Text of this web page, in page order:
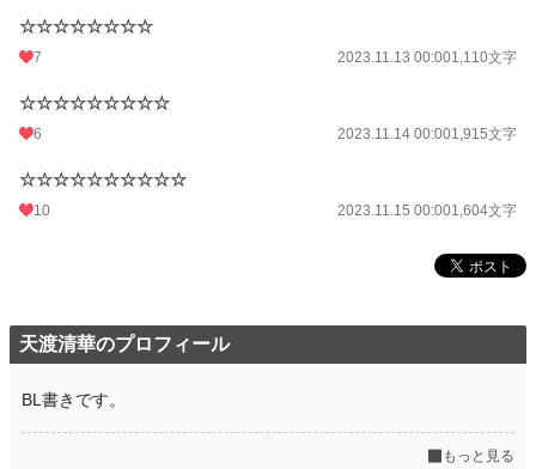
☆☆☆☆☆☆☆☆
7 2023.11.13 00:001,110文字
☆☆☆☆☆☆☆☆☆
6 2023.11.14 00:001,915文字
☆☆☆☆☆☆☆☆☆☆
10 2023.11.15 00:001,604文字
天渡清華のプロフィール
BL書きです。
もっと見る